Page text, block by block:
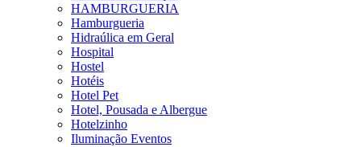
HAMBURGUERIA
Hamburgueria
Hidraúlica em Geral
Hospital
Hostel
Hotéis
Hotel Pet
Hotel, Pousada e Albergue
Hotelzinho
Iluminação Eventos